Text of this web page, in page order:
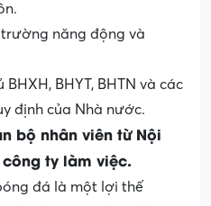
năng động và
BHYT, BHTN và các
định của Nhà nước.
bộ nhân viên từ Nội
ty làm việc.
đá là một lợi thế